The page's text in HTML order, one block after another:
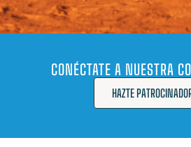
CONÉCTATE A NUESTRA
HAZTE